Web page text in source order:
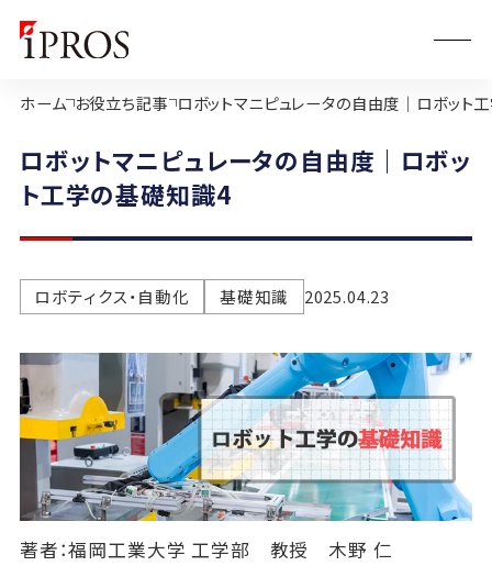
ホーム お役立ち記事 ロボットマニピュレータの自由度｜ロボット
ロボットマニピュレータの自由度｜ロボッ
ト工学の基礎知識4
ロボティクス・自動化 基礎知識 2025.04.23
著者：福岡工業大学 工学部 教授 木野 仁